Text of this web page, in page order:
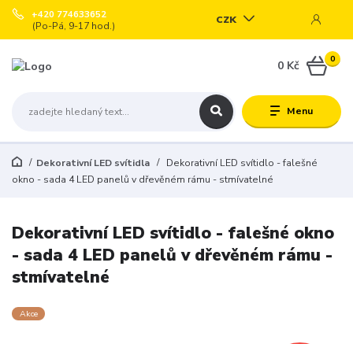
Menu
CZK
+420 774633652
(Po-Pá, 9-17 hod.)
0
0 Kč
Dekorativní LED svítidla
Dekorativní LED svítidlo - falešné
okno - sada 4 LED panelů v dřevěném rámu - stmívatelné
Dekorativní LED svítidlo - falešné okno
- sada 4 LED panelů v dřevěném rámu -
stmívatelné
Akce